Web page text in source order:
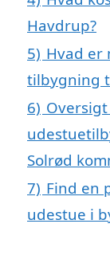
Havdrup?
5) Hvad er
tilbygning
6)
Solrød
7) Find en
udestue i